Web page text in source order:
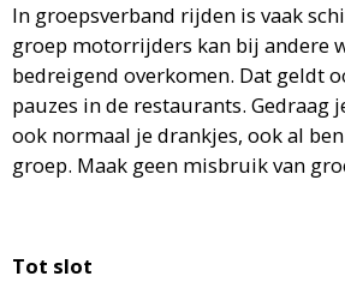
In groepsverband rijden is vaak
groep motorrijders kan bij andere
bedreigend overkomen. Dat geldt
pauzes in de restaurants. Gedraag
ook normaal je drankjes, ook al
groep. Maak geen misbruik van
Tot slot